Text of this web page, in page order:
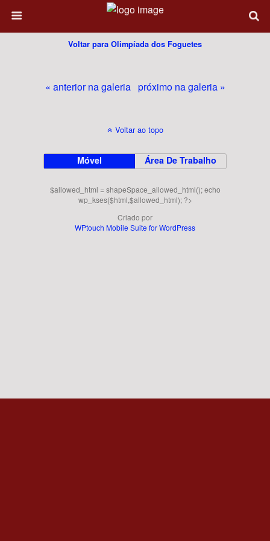
Voltar para Olimpíada dos Foguetes
« anterior na galeria próximo na galeria »
Voltar ao topo
Móvel Área De Trabalho
$allowed_html = shapeSpace_allowed_html(); echo
wp_kses($html,$allowed_html); ?>
Criado por
WPtouch Mobile Suite for WordPress